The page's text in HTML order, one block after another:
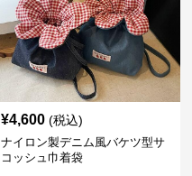
¥4,600 (税込)
ナイロン製デニム風バケツ型サ
コッシュ巾着袋